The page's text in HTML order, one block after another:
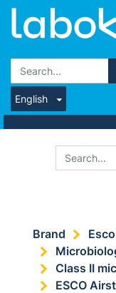
English
Brand
Esco
Class II
ESCO